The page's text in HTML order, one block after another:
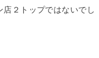
２トップではないでし